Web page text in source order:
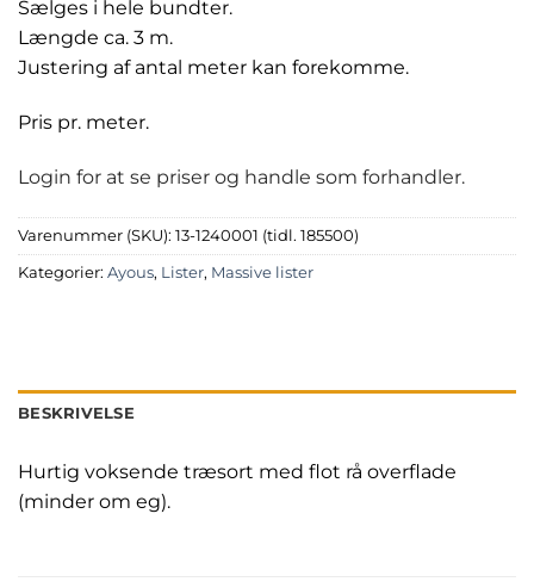
Sælges i hele bundter.
Længde ca. 3 m.
Justering af antal meter kan forekomme.
Pris pr. meter.
Login for at se priser og handle som forhandler.
Varenummer (SKU): 13-1240001 (tidl. 185500)
Kategorier: Ayous, Lister, Massive lister
BESKRIVELSE
Hurtig voksende træsort med flot rå overflade
(minder om eg).